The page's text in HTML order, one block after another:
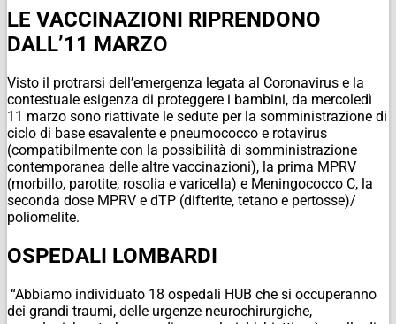
LE VACCINAZIONI RIPRENDONO
DALL’11 MARZO
Visto il protrarsi dell’emergenza legata al Coronavirus e la
contestuale esigenza di proteggere i bambini, da mercoledì
11 marzo sono riattivate le sedute per la somministrazione di
ciclo di base esavalente e pneumococco e rotavirus
(compatibilmente con la possibilità di somministrazione
contemporanea delle altre vaccinazioni), la prima MPRV
(morbillo, parotite, rosolia e varicella) e Meningococco C, la
seconda dose MPRV e dTP (difterite, tetano e pertosse)/
poliomelite.
OSPEDALI LOMBARDI
“Abbiamo individuato 18 ospedali HUB che si occuperanno
dei grandi traumi, delle urgenze neurochirurgiche,